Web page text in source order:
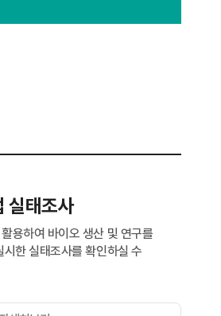
실태조사
용하여 바이오 생산 및 연구를
한 실태조사를 확인하실 수